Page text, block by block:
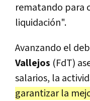
rematando para
liquidación".
Avanzando el
Vallejos (FdT)
salarios, la
garantizar la